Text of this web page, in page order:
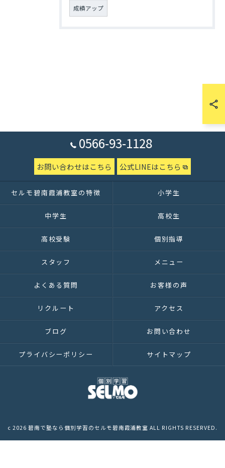
成績アップ
0566-93-1128
お問い合わせはこちら 公式LINEはこちら
セルモ碧南霞浦教室の特徴 小学生
中学生 高校生
高校受験 個別指導
スタッフ メニュー
よくある質問 お客様の声
リクルート アクセス
ブログ お問い合わせ
プライバシーポリシー サイトマップ
c 2026 碧南で塾なら個別学習のセルモ碧南霞浦教室 ALL RIGHTS RESERVED.